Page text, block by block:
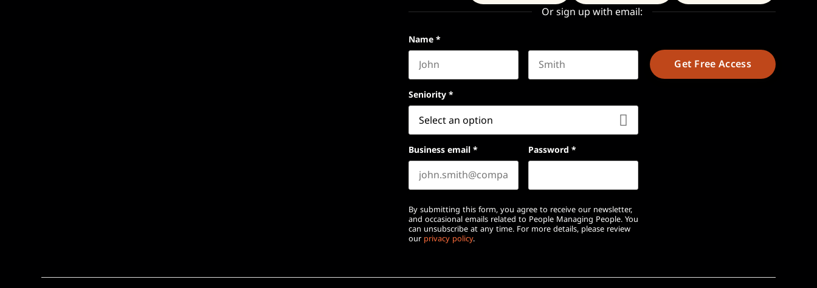
Or sign up with email:
Name *
Seniority *
Business email * Password *
By submitting this form, you agree to receive our newsletter,
and occasional emails related to People Managing People. You
can unsubscribe at any time. For more details, please review
our privacy policy.